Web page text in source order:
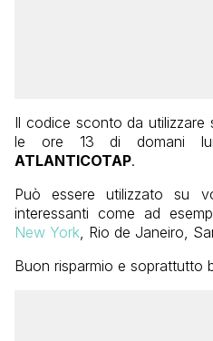
Il codice sconto da utilizzare
le ore 13 di domani
ATLANTICOTAP.
Può essere utilizzato su
interessanti come ad
New York , Rio de Janeiro,
Buon risparmio e soprattutto